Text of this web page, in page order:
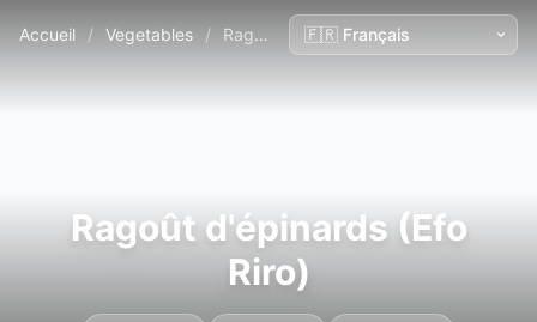
Accueil / Vegetables / Ragoût d'épinards (Efo Riro)
Ragoût d'épinards (Efo
Riro)